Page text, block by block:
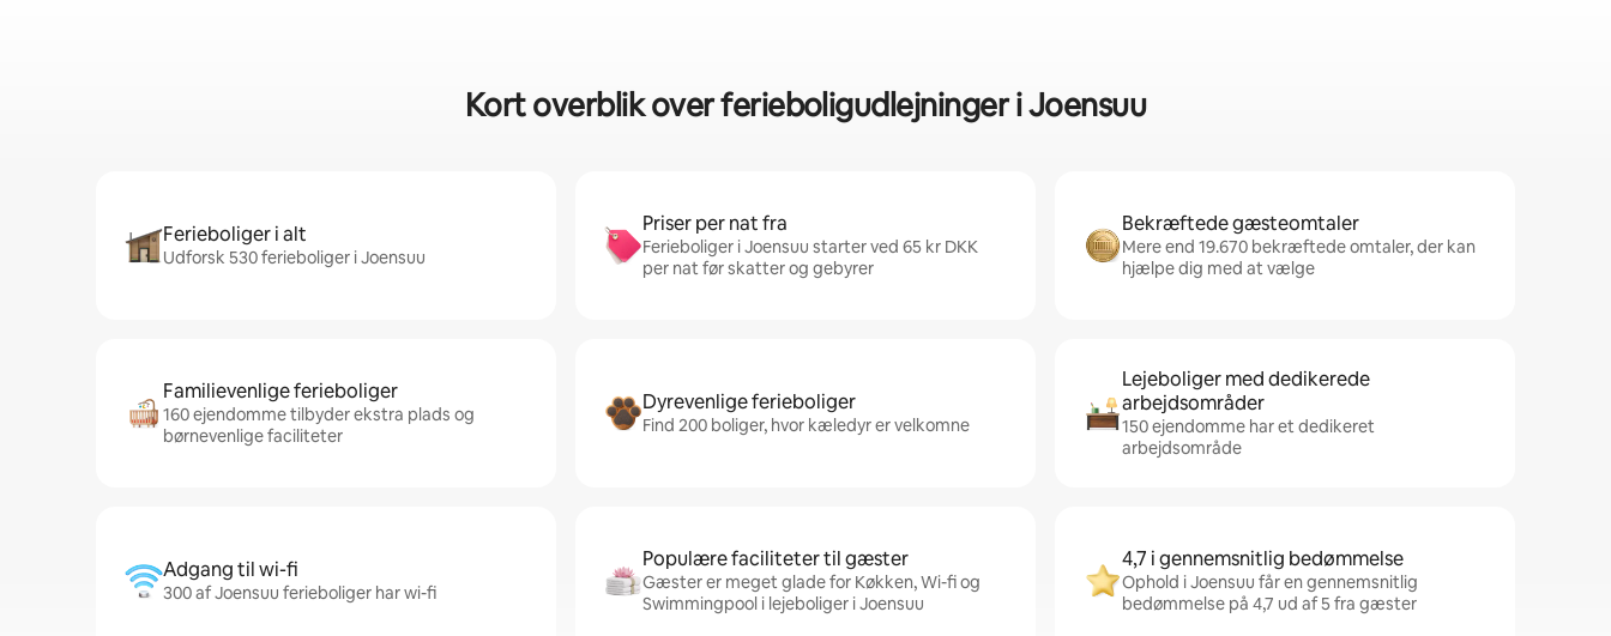
Kort overblik over ferieboligudlejninger i Joensuu
Ferieboliger i alt
Udforsk 530 ferieboliger i Joensuu
Priser per nat fra
Ferieboliger i Joensuu starter ved 65 kr DKK
per nat før skatter og gebyrer
Bekræftede gæsteomtaler
Mere end 19.670 bekræftede omtaler, der kan
hjælpe dig med at vælge
Familievenlige ferieboliger
160 ejendomme tilbyder ekstra plads og
børnevenlige faciliteter
Dyrevenlige ferieboliger
Find 200 boliger, hvor kæledyr er velkomne
Lejeboliger med dedikerede
arbejdsområder
150 ejendomme har et dedikeret
arbejdsområde
Adgang til wi-fi
300 af Joensuu ferieboliger har wi-fi
Populære faciliteter til gæster
Gæster er meget glade for Køkken, Wi-fi og
Swimmingpool i lejeboliger i Joensuu
4,7 i gennemsnitlig bedømmelse
Ophold i Joensuu får en gennemsnitlig
bedømmelse på 4,7 ud af 5 fra gæster